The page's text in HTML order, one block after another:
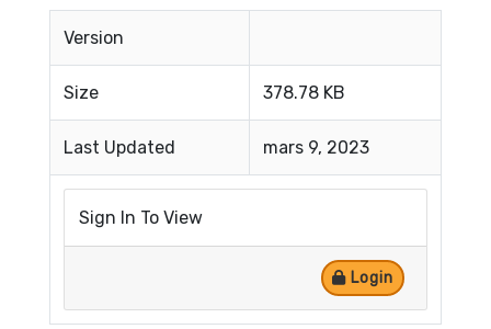
Version
Size 378.78 KB
Last Updated mars 9, 2023
Sign In To View
Login